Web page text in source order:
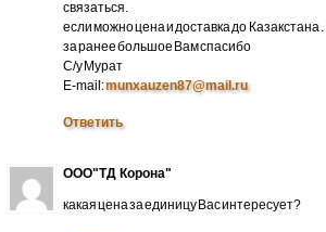
связаться.
если можно цена и доставка до Казакстана .
за ранее большое Вам спасибо
С/у Мурат
E-mail:munxauzen87@mail.ru
Ответить
ООО"ТД Корона"
какая цена за единицу Вас интересует?